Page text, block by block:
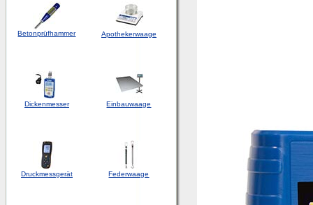
Betonprüfhammer Apothekerwaage
Dickenmesser Einbauwaage
Druckmessgerät Federwaage